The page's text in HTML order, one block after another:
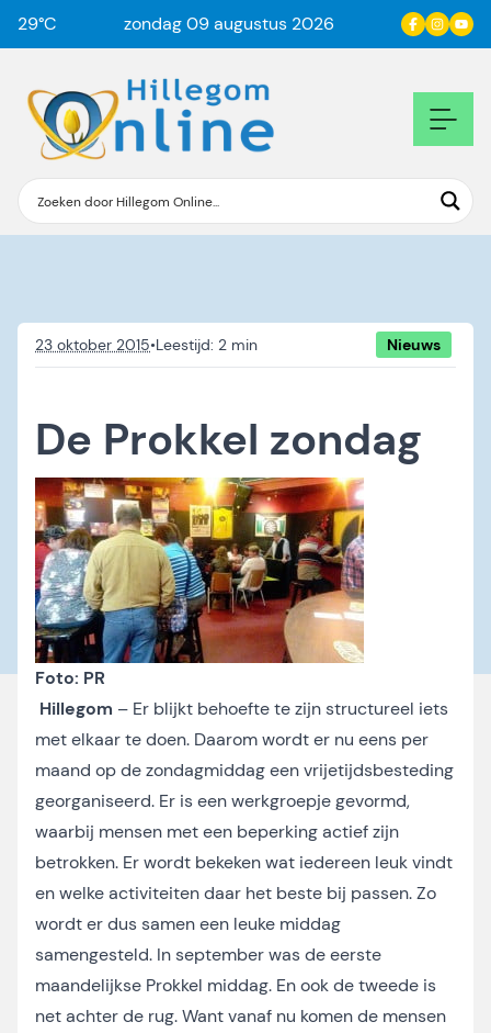
29°C zondag 09 augustus 2026
23 oktober 2015• Nieuws
De Prokkel zondag
Foto: PR
Hillegom – Er blijkt behoefte te zijn structureel iets
met elkaar te doen. Daarom wordt er nu eens per
maand op de zondagmiddag een vrijetijdsbesteding
georganiseerd. Er is een werkgroepje gevormd,
waarbij mensen met een beperking actief zijn
betrokken. Er wordt bekeken wat iedereen leuk vindt
en welke activiteiten daar het beste bij passen. Zo
wordt er dus samen een leuke middag
samengesteld. In september was de eerste
maandelijkse Prokkel middag. En ook de tweede is
net achter de rug. Want vanaf nu komen de mensen